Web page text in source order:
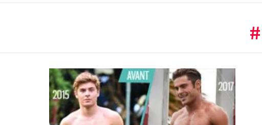
LATEST
STORIES